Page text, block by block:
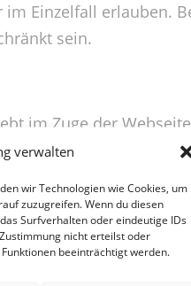
verwalten
wir Technologien wie Cookies, um
zuzugreifen. Wenn du diesen
Surfverhalten oder eindeutige IDs
nicht erteilst oder
beeinträchtigt werden.
Einzelfall erlauben.
sein.
im Zuge der
Dies betrifft
Uhrzeit